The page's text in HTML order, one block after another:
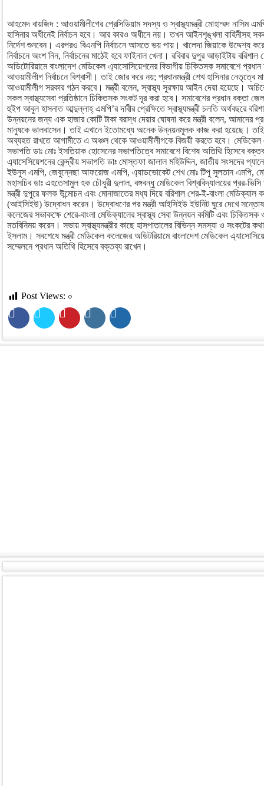
আহমেদ বায়জিদ : আওয়ামীলীগের প্রেসিডিয়াম সদস্য ও স্বাস্থ্যমন্ত্রী মোহাম্মদ নাসিম
হাসিনার অধীনেই নির্বাচন হবে। আর কারও অধীনে নয়। তখন আইনশৃঙ্খলা বাহিনীসহ
নির্দেশ শুনবেন। এরপরও বিএনপি নির্বাচনে আসতে ভয় পায়। খালেদা জিয়াকে উদ্দেশ্য
নির্বাচনে অংশ নিন, নির্বাচনের মাঠেই হবে ফাইনাল খেলা। রবিবার দুপুর আড়াইটায়
অডিটোরিয়ামে বাংলাদেশ মেডিকেল এ্যাসোসিয়েশনের বিভাগীয় চিকিতসক সমাবেশে
আওয়ামীলীগ নির্বাচনে বিশ্বাসী। তাই জোর করে নয়; প্রধানমন্ত্রী শেখ হাসিনার
আওয়ামীলীগ সরকার গঠন করবে। মন্ত্রী বলেন, স্বাস্থ্য সুরক্ষায় আইন দেয়া হয়েছে।
সকল স্বাস্থ্যসেবা প্রতিষ্ঠানে চিকিতসক সংকট দূর করা হবে। সমাবেশের প্রধান বক্তা
হুইপ আবুল হাসনাত আব্দুল্লাহ্ এমপি’র দাবীর প্রেক্ষিতে স্বাস্থ্যমন্ত্রী চলতি অর্থবছরে
উন্নয়নের জন্য এক হাজার কোটি টাকা বরাদ্ধ দেয়ার ঘোষনা করে মন্ত্রী বলেন, আমাদের
মানুষকে ভালবাসেন। তাই এখানে ইতোমধ্যে অনেক উন্নয়নমূলক কাজ করা হয়েছে। তাই
অব্যহত রাখতে আগামীতে এ অঞ্চল থেকে আওয়ামীলীগকে বিজয়ী করতে হবে। মেডিকেল
সভাপতি ডাঃ মোঃ ইসতিয়াক হোসেনের সভাপতিত্বে সমাবেশে বিশেষ অতিথি হিসেবে
এ্যাসেসিয়েশনের কেন্দ্রীয় সভাপতি ডাঃ মোস্তফা জালাল মহিউদ্দিন, জাতীয় সংসদের
ইউনুস এমপি, জেবুন্নেছা আফরোজ এমপি, এ্যাডভোকেট শেখ মোঃ টিপু সুলতান এমপি,
মহাসচিব ডাঃ এহতেসামুল হক চৌধুরী দুলাল, বঙ্গবন্ধু মেডিকেল বিশ্ববিদ্যালয়ের প্রর-
মন্ত্রী দুপুরে ফলক উন্মোচন এবং মোনাজাতের মধ্য দিয়ে বরিশাল শের-ই-বাংলা মেডিক্যাল
(আইসিইউ) উদ্বোধন করেন। উদ্বোধণের পর মন্ত্রী আইসিইউ ইউনিট ঘুরে দেখে সন্তোষ
কলেজের সভাকক্ষে শেরে-বাংলা মেডিক্যালের স্বাস্থ্য সেবা উন্নয়ন কমিটি এবং
মতবিনিময় করেন। সভায় স্বাস্থ্যমন্ত্রীর কাছে হাসপাতালের বিভিন্ন সমস্যা ও সংকটের
ইসলাম। সবশেষে মন্ত্রী মেডিকেল কলেজের অডিটরিয়ামে বাংলাদেশ মেডিকেল
সম্মেলনে প্রধান অতিথি হিসেবে বক্তব্য রাখেন।
Post Views: ০